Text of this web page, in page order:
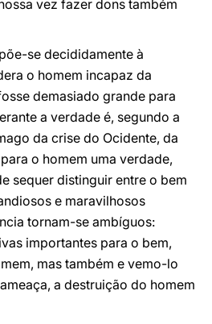
vez fazer dons também
se decididamente à
o homem incapaz da
demasiado grande para
a verdade é, segundo a
da crise do Ocidente, da
o homem uma verdade,
sequer distinguir entre o bem
e maravilhosos
tornam-se ambíguos:
importantes para o bem,
mas também e vemo-lo
a destruição do homem